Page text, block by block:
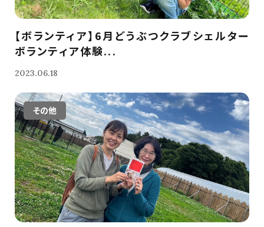
【ボランティア】6月どうぶつクラブシェルター
ボランティア体験...
2023.06.18
その他